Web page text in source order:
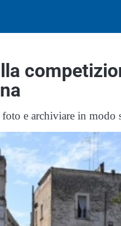
foto e archiviare in